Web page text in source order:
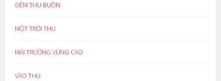
ĐÊM THU BUỒN
MỘT TRỜI THU
MÁI TRƯỜNG VÙNG CAO
VÀO THU